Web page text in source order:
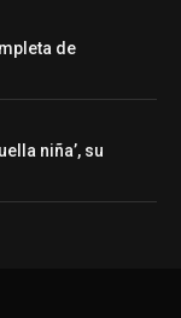
de
niña’, su